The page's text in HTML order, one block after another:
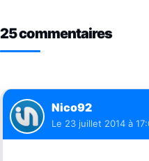
25 commentaires
Nico92
Le 23 juillet 2014 à